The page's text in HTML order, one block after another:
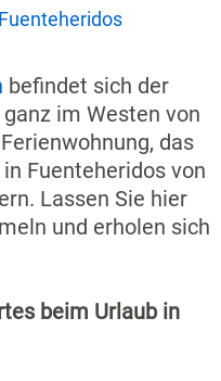
befindet sich der
im Westen von
das
Fuenteheridos von
Lassen Sie hier
und erholen sich
beim Urlaub in